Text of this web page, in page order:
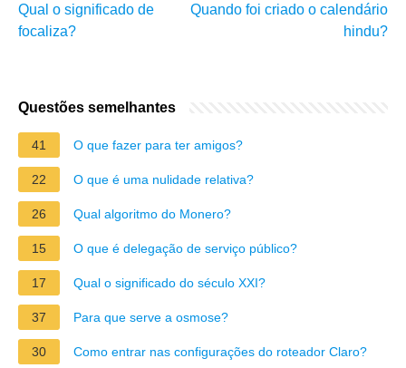
Qual o significado de
focaliza?
Quando foi criado o calendário
hindu?
Questões semelhantes
41 O que fazer para ter amigos?
22 O que é uma nulidade relativa?
26 Qual algoritmo do Monero?
15 O que é delegação de serviço público?
17 Qual o significado do século XXI?
37 Para que serve a osmose?
30 Como entrar nas configurações do roteador Claro?